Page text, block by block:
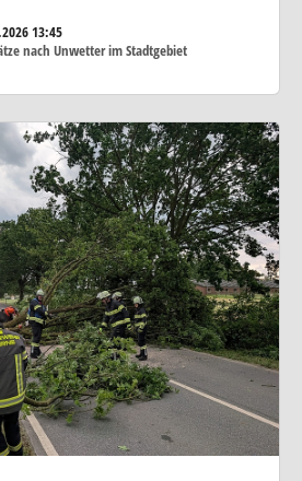
13:45
nach Unwetter im Stadtgebiet